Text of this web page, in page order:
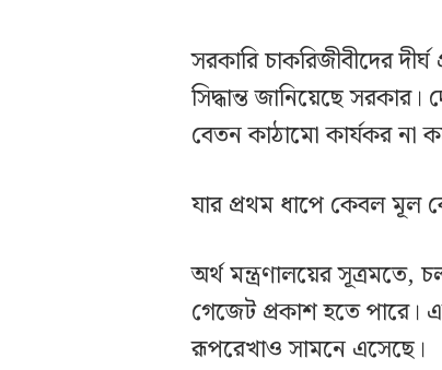
সরকারি চাকরিজীবীদের
সিদ্ধান্ত জানিয়েছে
বেতন কাঠামো কার্যকর না
যার প্রথম ধাপে কেবল মূল
অর্থ মন্ত্রণালয়ের সূত্রমতে,
গেজেট প্রকাশ হতে পারে।
রূপরেখাও সামনে এসেছে।